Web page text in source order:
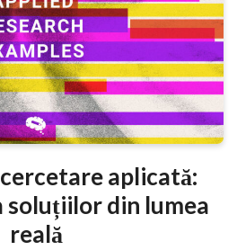
aplicată:
soluțiilor din lumea
reală